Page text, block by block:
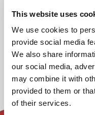
This website uses
We use cookies to
provide social media
We also share
our social media,
may combine it with
provided to them or
of their services.